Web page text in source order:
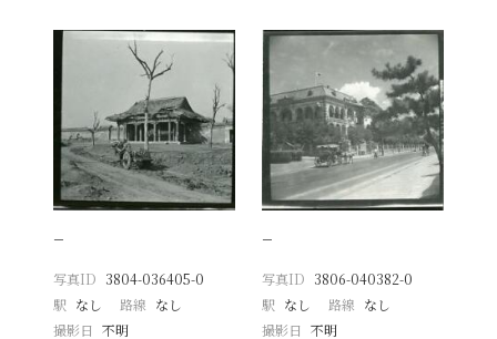
−
写真ID 3804-036405-0
駅 なし 路線 なし
撮影日
不明
−
写真ID 3806-040382-0
駅 なし 路線 なし
撮影日 不明